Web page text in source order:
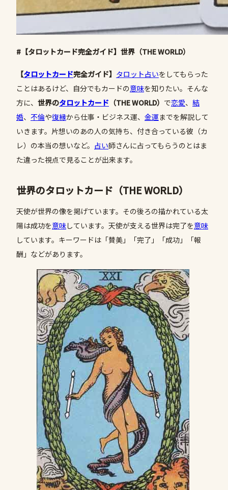
#【タロットカード完全ガイド】世界（THE WORLD）
【タロットカード完全ガイド】 タロット占いをしてもらった
ことはあるけど、自分でもカードの意味を知りたい。そんな
方に、 世界のタロットカード （THE WORLD） で恋愛、 結
婚、 不倫や復縁から仕事・ビジネス運、 金運までを解説して
いきます。片想いのあの人の気持ち、付き合っている彼（カ
レ）の本当の想いなど。 占い師さんに占ってもらうのとはま
た違った視点で見ることが出来ます。
世界のタロットカード（THE WORLD）
天使が世界の像を掲げています。その後ろの描かれている太
陽は成功を意味しています。天使が支える世界は完了を意味
しています。キーワードは「賛美」「完了」「成功」「報
酬」などがあります。